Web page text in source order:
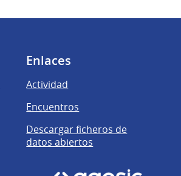
Enlaces
Actividad
Encuentros
Descargar ficheros de
datos abiertos